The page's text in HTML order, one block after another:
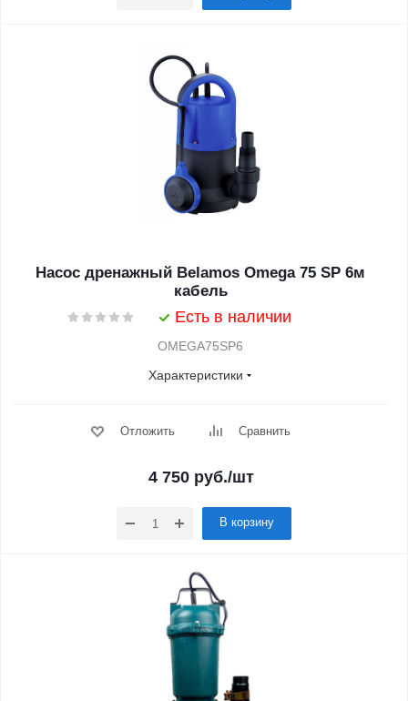
Насос дренажный Belamos Omega 75 SP 6м
кабель
Есть в наличии
OMEGA75SP6
Характеристики
Отложить Сравнить
4 750руб./шт
В корзину